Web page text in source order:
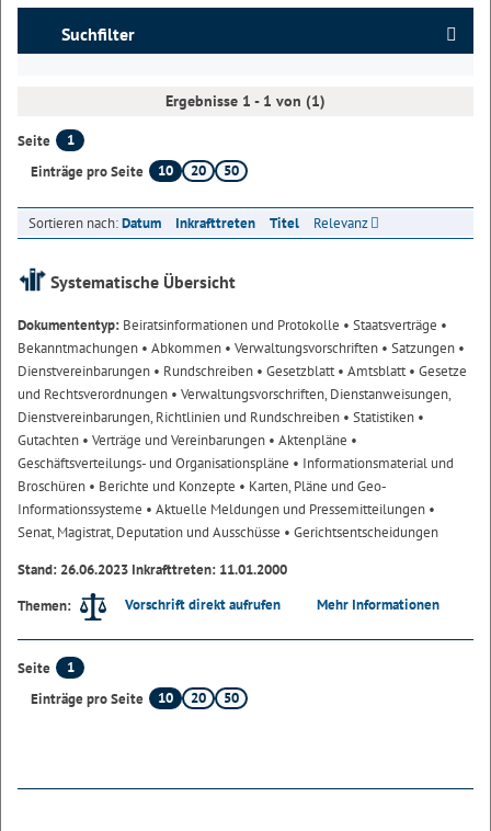
Suchfilter
Ergebnisse 1 - 1 von (1)
Seite
1
Einträge pro Seite
10 20 50
Sortieren nach:Datum Inkrafttreten Titel Relevanz
Systematische Übersicht
Dokumententyp: Beiratsinformationen und Protokolle • Staatsverträge •
Bekanntmachungen • Abkommen • Verwaltungsvorschriften • Satzungen •
Dienstvereinbarungen • Rundschreiben • Gesetzblatt• Amtsblatt• Gesetze
und Rechtsverordnungen • Verwaltungsvorschriften, Dienstanweisungen,
Dienstvereinbarungen, Richtlinien und Rundschreiben • Statistiken •
Gutachten • Verträge und Vereinbarungen • Aktenpläne •
Geschäftsverteilungs- und Organisationspläne • Informationsmaterial und
Broschüren • Berichte und Konzepte • Karten, Pläne und Geo-
Informationssysteme • Aktuelle Meldungen und Pressemitteilungen •
Senat, Magistrat, Deputation und Ausschüsse • Gerichtsentscheidungen
Stand: 26.06.2023 Inkrafttreten: 11.01.2000
Themen:
Vorschrift direkt aufrufen Mehr Informationen
Seite
1
Einträge pro Seite
10 20 50